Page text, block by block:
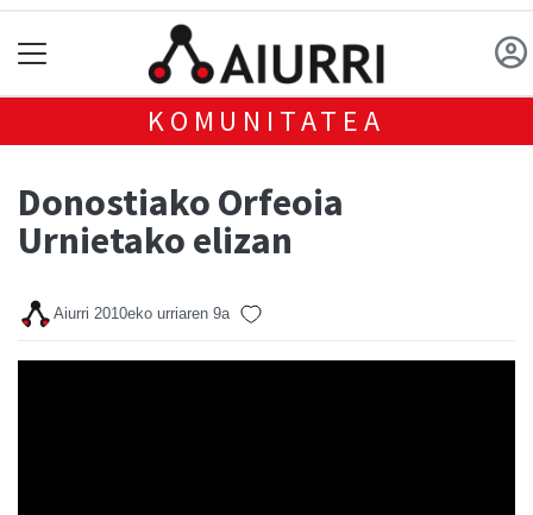
KOMUNITATEA
Donostiako Orfeoia
Urnietako elizan
Aiurri 2010eko urriaren 9a